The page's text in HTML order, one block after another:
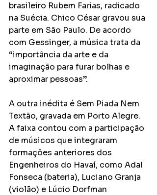
brasileiro Rubem Farias, radicado
na Suécia. Chico César gravou sua
parte em São Paulo. De acordo
com Gessinger, a música trata da
“importância da arte e da
imaginação para furar bolhas e
aproximar pessoas”.
A outra inédita é Sem Piada Nem
Textão, gravada em Porto Alegre.
A faixa contou com a participação
de músicos que integraram
formações anteriores dos
Engenheiros do Havaí, como Adal
Fonseca (bateria), Luciano Granja
(violão) e Lúcio Dorfman